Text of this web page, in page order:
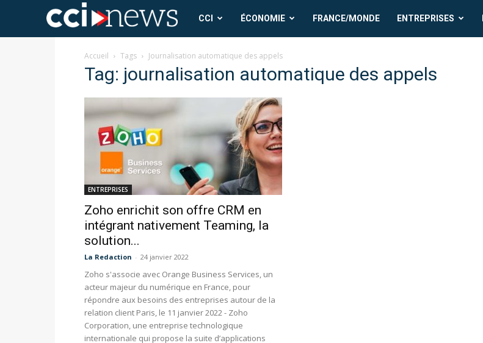
CCI
News
CCI ÉCONOMIE FRANCE/MONDE ENTREPRISES
Accueil Tags Journalisation automatique des appels
Tag: journalisation automatique des appels
ENTREPRISES
Zoho enrichit son offre CRM en
intégrant nativement Teaming, la
solution...
La Redaction - 24 janvier 2022
Zoho s'associe avec Orange Business Services, un
acteur majeur du numérique en France, pour
répondre aux besoins des entreprises autour de la
relation client Paris, le 11 janvier 2022 - Zoho
Corporation, une entreprise technologique
internationale qui propose la suite d’applications